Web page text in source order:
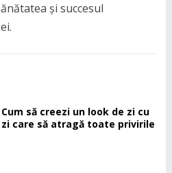
și succesul
Cum să creezi un look de zi cu
zi care să atragă toate privirile